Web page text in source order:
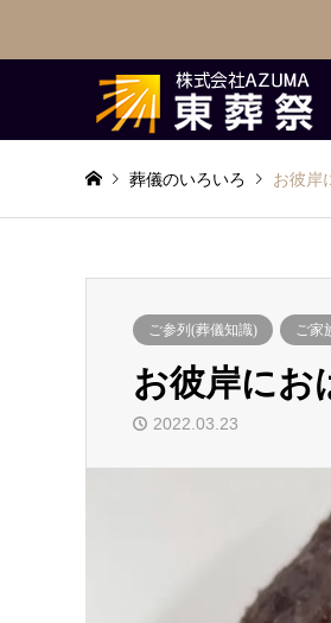
葬儀のいろいろ お彼岸
ご参列(葬儀知識) ご家
お彼岸にお
2022.03.23